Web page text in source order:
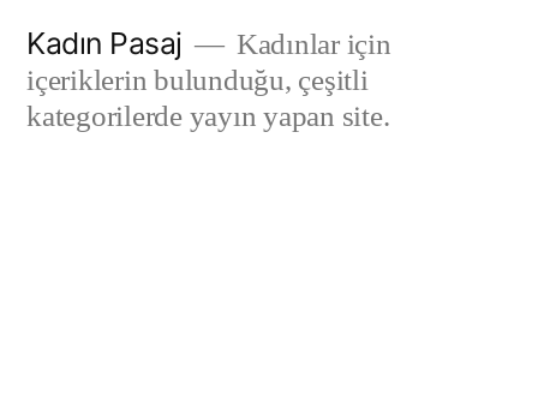
geç
Kadın Pasaj
Kadınlar için
içeriklerin bulunduğu, çeşitli
kategorilerde yayın yapan site.